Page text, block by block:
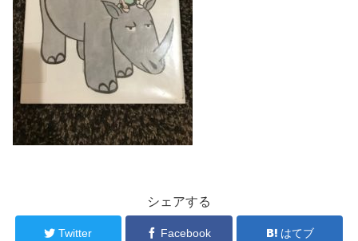
シェアする
Twitter Facebook はてブ